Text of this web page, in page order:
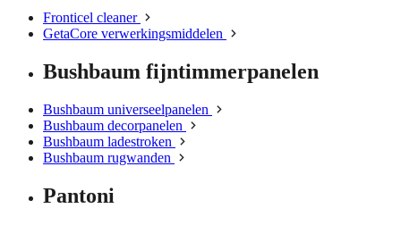
Fronticel cleaner
GetaCore verwerkingsmiddelen
Bushbaum fijntimmerpanelen
Bushbaum universeelpanelen
Bushbaum decorpanelen
Bushbaum ladestroken
Bushbaum rugwanden
Pantoni